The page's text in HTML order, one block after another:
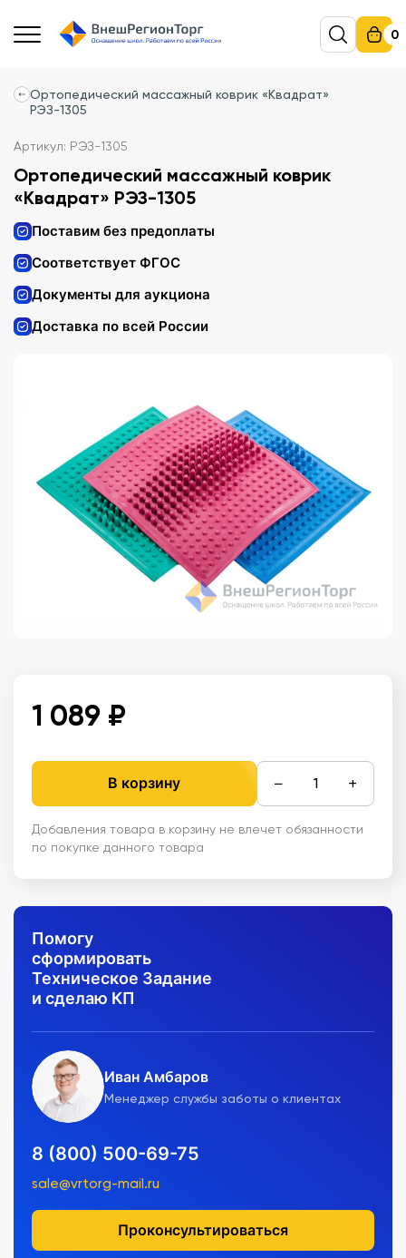
0
Ортопедический массажный коврик «Квадрат»
РЭЗ-1305
Артикул: РЭЗ-1305
Ортопедический массажный коврик
«Квадрат» РЭЗ-1305
Поставим без предоплаты
Соответствует ФГОС
Документы для аукциона
Доставка по всей России
1 089 ₽
В корзину − +
Добавления товара в корзину не влечет обязанности
по покупке данного товара
Помогу
сформировать
Техническое Задание
и сделаю КП
Иван Амбаров
Менеджер службы заботы о клиентах
8 (800) 500-69-75
sale@vrtorg-mail.ru
Проконсультироваться